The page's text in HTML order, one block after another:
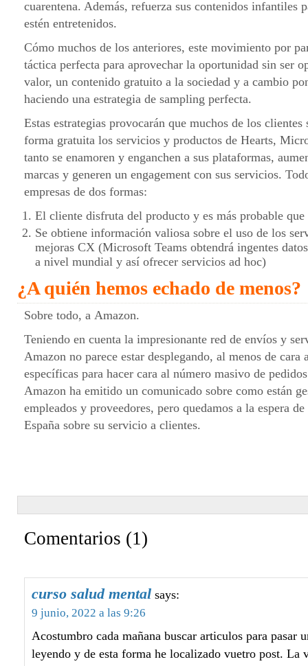
cuarentena. Además, refuerza sus contenidos infantiles
estén entretenidos.
Cómo muchos de los anteriores, este movimiento por
táctica perfecta para aprovechar la oportunidad sin ser
valor, un contenido gratuito a la sociedad y a cambio
haciendo una estrategia de sampling perfecta.
Estas estrategias provocarán que muchos de los clientes
forma gratuita los servicios y productos de Hearts,
tanto se enamoren y enganchen a sus plataformas,
marcas y generen un engagement con sus servicios.
empresas de dos formas:
El cliente disfruta del producto y es más probable
Se obtiene información valiosa sobre el uso de los
mejoras CX (Microsoft Teams obtendrá ingentes
a nivel mundial y así ofrecer servicios ad hoc)
¿A quién hemos echado de menos?
Sobre todo, a Amazon.
Teniendo en cuenta la impresionante red de envíos y
Amazon no parece estar desplegando, al menos de cara
específicas para hacer cara al número masivo de
Amazon ha emitido un comunicado sobre como están
empleados y proveedores, pero quedamos a la espera
España sobre su servicio a clientes.
Comentarios (1)
curso salud mental says:
9 junio, 2022 a las 9:26
Acostumbro cada mañana buscar articulos para pasar
leyendo y de esta forma he localizado vuetro post. La